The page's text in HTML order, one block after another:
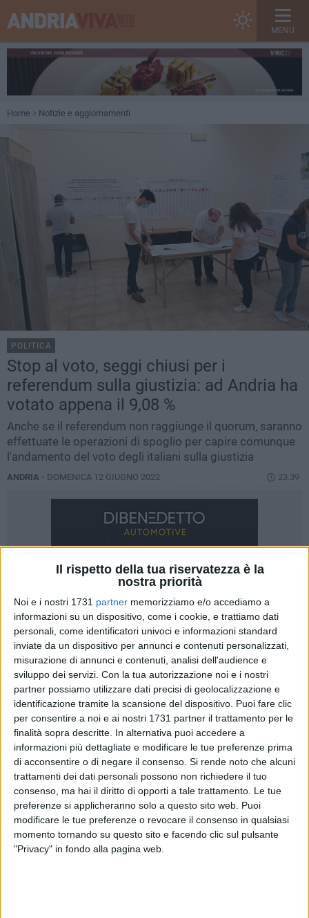
Il rispetto della tua riservatezza è la
nostra priorità
Noi e i nostri 1731 partner memorizziamo e/o accediamo a
informazioni su un dispositivo, come i cookie, e trattiamo dati
personali, come identificatori univoci e informazioni standard
inviate da un dispositivo per annunci e contenuti personalizzati,
misurazione di annunci e contenuti, analisi dell'audience e
sviluppo dei servizi. Con la tua autorizzazione noi e i nostri
partner possiamo utilizzare dati precisi di geolocalizzazione e
identificazione tramite la scansione del dispositivo. Puoi fare clic
per consentire a noi e ai nostri 1731 partner il trattamento per le
finalità sopra descritte. In alternativa puoi accedere a
informazioni più dettagliate e modificare le tue preferenze prima
di acconsentire o di negare il consenso. Si rende noto che alcuni
trattamenti dei dati personali possono non richiedere il tuo
consenso, ma hai il diritto di opporti a tale trattamento. Le tue
preferenze si applicheranno solo a questo sito web. Puoi
modificare le tue preferenze o revocare il consenso in qualsiasi
momento tornando su questo sito e facendo clic sul pulsante
"Privacy" in fondo alla pagina web.
MENU
Home Notizie e aggiornamenti
POLITICA
Stop al voto, seggi chiusi per i
referendum sulla giustizia: ad Andria ha
votato appena il 9,08 %
Anche se il referendum non raggiunge il quorum, saranno
effettuate le operazioni di spoglio per capire comunque
l'andamento del voto degli italiani sulla giustizia
ANDRIA - DOMENICA 12 GIUGNO 2022 23.39
23
I referendum sulla giustizia hanno chiamato a votare ad
Andria il 9,08 % degli aventi diritto. In numeri assoluti solo
7.214 votanti si sono recati presso le 110 sezioni elettorali,
per i 79.400 degli aventi diritto. E' il dato complessivo e
finale della partecipazione dei cittadini andriesi alla tornata
di oggi, svolta in tutta Italia dalle ore 07:00 alle ore 23:00,
quando i seggi sono stati chiusi.